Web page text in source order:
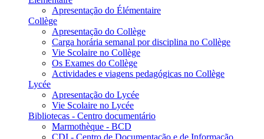
Apresentação do Élémentaire
Collège
Apresentação do Collège
Carga horária semanal por disciplina no Collège
Vie Scolaire no Collège
Os Exames do Collège
Actividades e viagens pedagógicas no Collège
Lycée
Apresentação do Lycée
Vie Scolaire no Lycée
Bibliotecas - Centro documentário
Marmothèque - BCD